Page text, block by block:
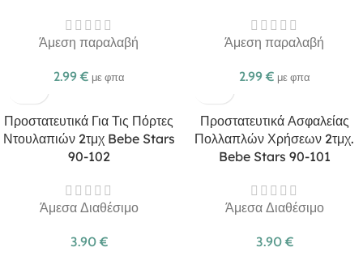
Άμεση παραλαβή
2.99 € με φπα
Άμεση παραλαβή
2.99 € με φπα
Προστατευτικά Για Τις Πόρτες
Ντουλαπιών 2τμχ Bebe Stars
90-102
Άμεσα Διαθέσιμο
3.90 €
Προστατευτικά Ασφαλείας
Πολλαπλών Χρήσεων 2τμχ.
Bebe Stars 90-101
Άμεσα Διαθέσιμο
3.90 €